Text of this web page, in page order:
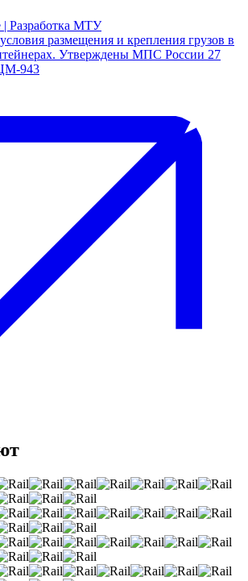
размещения и крепления грузов в
Утверждены МПС России 27
943